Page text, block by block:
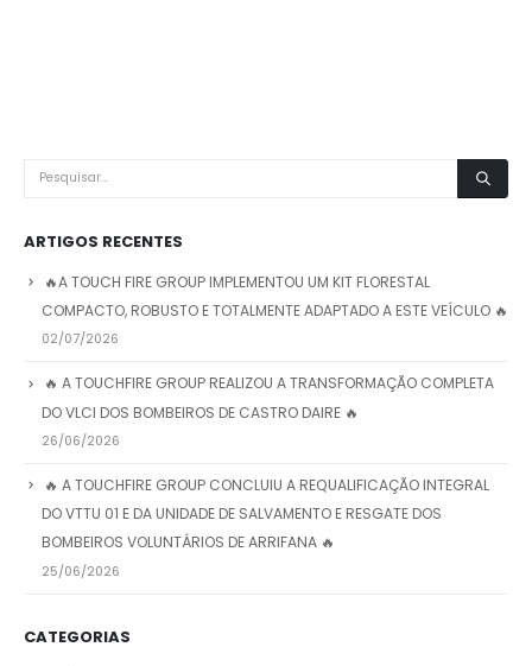
ARTIGOS RECENTES
🔥A TOUCH FIRE GROUP IMPLEMENTOU UM KIT FLORESTAL
COMPACTO, ROBUSTO E TOTALMENTE ADAPTADO A ESTE VEÍCULO 🔥
02/07/2026
🔥 A TOUCHFIRE GROUP REALIZOU A TRANSFORMAÇÃO COMPLETA
DO VLCI DOS BOMBEIROS DE CASTRO DAIRE 🔥
26/06/2026
🔥 A TOUCHFIRE GROUP CONCLUIU A REQUALIFICAÇÃO INTEGRAL
DO VTTU 01 E DA UNIDADE DE SALVAMENTO E RESGATE DOS
BOMBEIROS VOLUNTÁRIOS DE ARRIFANA 🔥
25/06/2026
CATEGORIAS